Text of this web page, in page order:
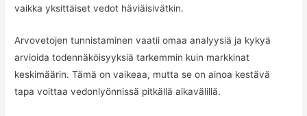
vaikka yksittäiset vedot häviäisivätkin.
Arvovetojen tunnistaminen vaatii omaa analyysiä ja kykyä
arvioida todennäköisyyksiä tarkemmin kuin markkinat
keskimäärin. Tämä on vaikeaa, mutta se on ainoa kestävä
tapa voittaa vedonlyönnissä pitkällä aikavälillä.